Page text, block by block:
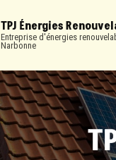
TPJ Énergies
Entreprise d'énergies renouvelables à
Narbonne